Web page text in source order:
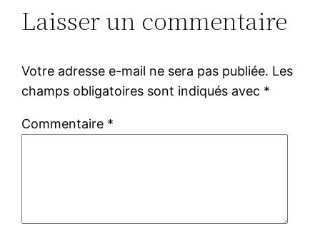
Laisser un commentaire
Votre adresse e-mail ne sera pas publiée. Les
champs obligatoires sont indiqués avec *
Commentaire *